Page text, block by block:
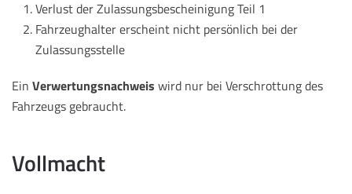
Verlust der Zulassungsbescheinigung Teil 1
Fahrzeughalter erscheint nicht persönlich bei der
Zulassungsstelle
Ein Verwertungsnachweis wird nur bei Verschrottung des
Fahrzeugs gebraucht.
Vollmacht